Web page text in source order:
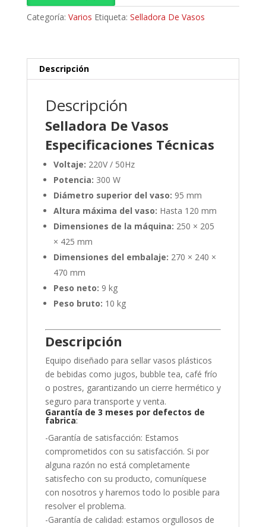
Categoría: Varios Etiqueta: Selladora De Vasos
Descripción
Descripción
Selladora De Vasos
Especificaciones Técnicas
Voltaje: 220V / 50Hz
Potencia: 300 W
Diámetro superior del vaso: 95 mm
Altura máxima del vaso: Hasta 120 mm
Dimensiones de la máquina: 250 × 205
× 425 mm
Dimensiones del embalaje: 270 × 240 ×
470 mm
Peso neto: 9 kg
Peso bruto: 10 kg
Descripción
Equipo diseñado para sellar vasos plásticos
de bebidas como jugos, bubble tea, café frío
o postres, garantizando un cierre hermético y
seguro para transporte y venta.
Garantía de 3 meses por defectos de
fabrica:
-Garantía de satisfacción: Estamos
comprometidos con su satisfacción. Si por
alguna razón no está completamente
satisfecho con su producto, comuníquese
con nosotros y haremos todo lo posible para
resolver el problema.
-Garantía de calidad: estamos orgullosos de